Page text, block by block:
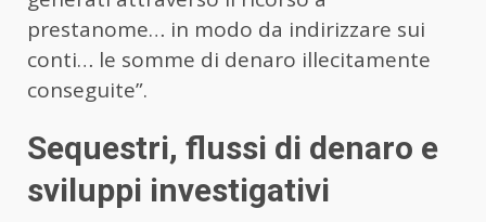
prestanome… in modo da indirizzare sui
conti… le somme di denaro illecitamente
conseguite”.
Sequestri, flussi di denaro e
sviluppi investigativi